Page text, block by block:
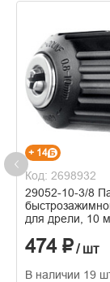
+ 14
Код: 2698932
29052-10-3/8
для дрели, 10
0,8-10 мм
474 ₽/ шт
В наличии 19